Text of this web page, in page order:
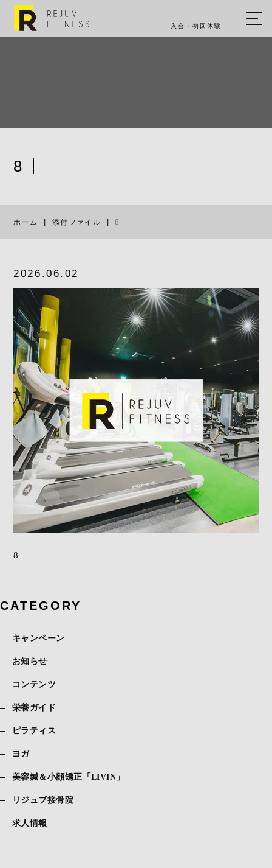
入会・初回体験
8
ホーム 添付ファイル 8
2026.06.02
8
CATEGORY
キャンペーン
お知らせ
コンテンツ
栄養ガイド
ピラティス
ヨガ
美容鍼＆小顔矯正「LIVIN」
リジュブ接骨院
求人情報
ホーム
よくあるご質問
求人情報
058-338-3504
入会・初回体験はこちら